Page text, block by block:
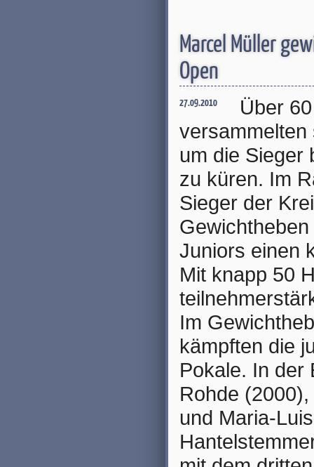
Marcel Müller
Open
27.09.2010
Über
versammelten
um die Sieger
zu küren. Im
Sieger der
Juniors einen
Mit knapp 50
Im
kämpften die
Pokale. In der
Rohde
und Maria-